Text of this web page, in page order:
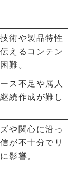
術や製品特性
えるコンテン
難。
ス不足や属人
続作成が難し
や関心に沿っ
が不十分でリ
影響。